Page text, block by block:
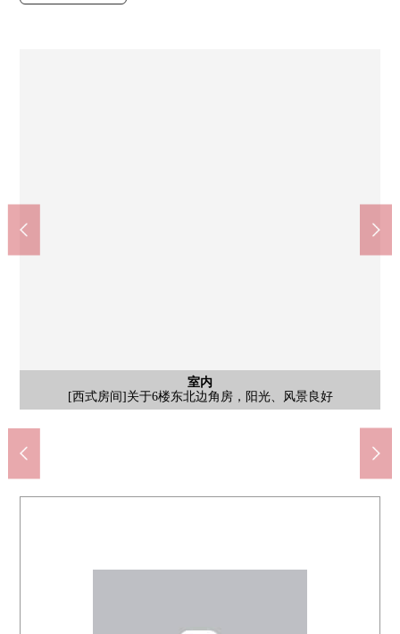
室内
[西式房间]关于6楼东北边角房，阳光、风景良好
外观
[外观]西武新宿线"武藏关"车站步行9分钟
厨房
[厨房]对上下部分收纳有
公共汽车
[浴室、厕所]
其他内省
[洗衣机场地]在室内有洗衣机堆放处
室内
[室内]阳光、通风用两面派采光良好
室内
[室内]面朝东的亮的阳台
室内
[室内]设置的存储空间有
风景
[风景]关于地上7层楼6楼部分，风景良好
外观
[外观]西武新宿线"上石神井"车站步行20分钟
其他当地
[邸宅名牌]1993年9月築
入口
[入口]变成成熟稳重的印象的入口
共有部分
[智能快递柜]在正用工作空出日中房子的时候，也可以行李的领
取。
入口
[入口]防盗门、监视照相机和安全充实
外观
[外观]7层楼地上的钢筋混凝土构造
外观
[外观]垃圾堆放处
其他当地
[自行车停放处]
外观
[外观]便于超市或者购物等的购物
外观
[外观]在当做白和灰色基调的用瓦盖有稳重的感的设计
外观
[含有前面道路的外观]
新鲜市场akidai关町总店(约400m)
步行5分钟。
Mybasket关町北3丁目商店(约450m)
步行6分钟。
西友关町商店(约650m)
步行9分钟。
7-Eleven練馬関町庚申通ri店(约260m)
步行4分钟。
全家便利店练马关町北1丁目商店(约380m)
步行5分钟。
Create S、D练马关町南商店(约500m)
步行7分钟。
唐·吉柯德精华关町商店(约260m)
步行4分钟。
关町higashi公园(约520m)
步行7分钟。
练马区立石神井西小学(约300m)
步行4分钟。
练马区立石神井西中学校(约480m)
步行6分钟。